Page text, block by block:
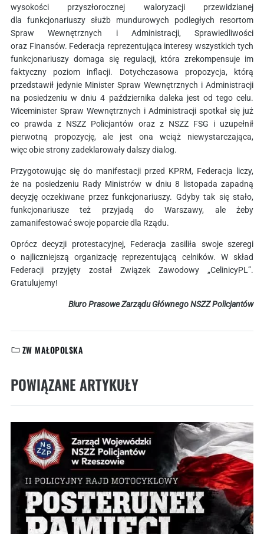
wysokości przyszłorocznej waloryzacji przewidzianej
dla funkcjonariuszy służb mundurowych podległych resortom
Spraw Wewnętrznych i Administracji, Sprawiedliwości
oraz Finansów. Federacja reprezentująca interesy wszystkich tych
funkcjonariuszy domaga się regulacji, która zrekompensuje im
faktyczny poziom inflacji. Dotychczasowa propozycja, którą
przedstawił jedynie Minister Spraw Wewnętrznych i Administracji
na posiedzeniu w dniu 4 października daleka jest od tego celu.
Wiceminister Spraw Wewnętrznych i Administracji spotkał się już
co prawda z NSZZ Policjantów oraz z NSZZ FSG i uzupełnił
pierwotną propozycję, ale jest ona wciąż niewystarczająca,
więc obie strony zadeklarowały dalszy dialog.
Przygotowując się do manifestacji przed KPRM, Federacja liczy,
że na posiedzeniu Rady Ministrów w dniu 8 listopada zapadną
decyzję oczekiwane przez funkcjonariuszy. Gdyby tak się stało,
funkcjonariusze też przyjadą do Warszawy, ale żeby
zamanifestować swoje poparcie dla Rządu.
Oprócz decyzji protestacyjnej, Federacja zasiliła swoje szeregi
o najliczniejszą organizację reprezentującą celników. W skład
Federacji przyjęty został Związek Zawodowy „CelinicyPL”.
Gratulujemy!
Biuro Prasowe Zarządu Głównego NSZZ Policjantów
KATEGORIE:
ZW MAŁOPOLSKA
POWIĄZANE ARTYKUŁY